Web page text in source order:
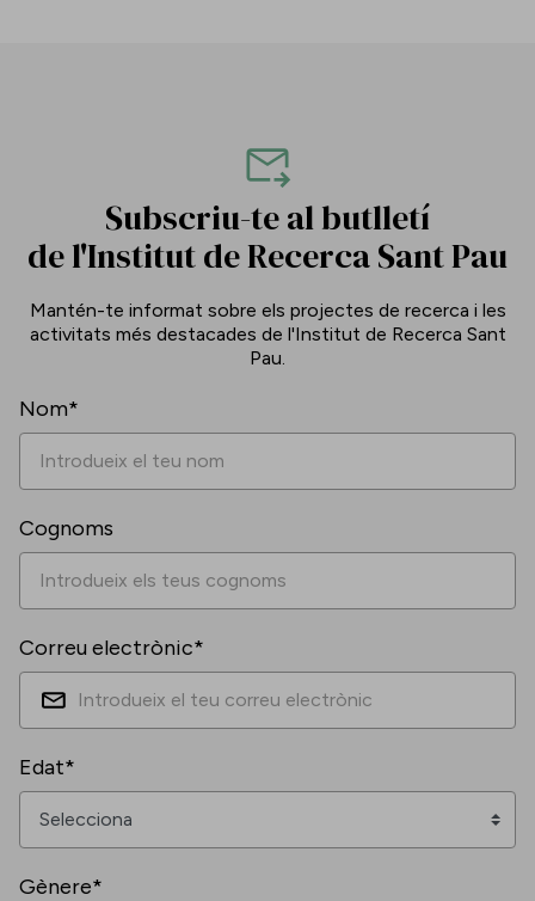
Subscriu-te al butlletí
de l'Institut de Recerca Sant Pau
Mantén-te informat sobre els projectes de recerca i les
activitats més destacades de l'Institut de Recerca Sant
Pau.
Nom*
Cognoms
Correu electrònic*
Edat*
Gènere*